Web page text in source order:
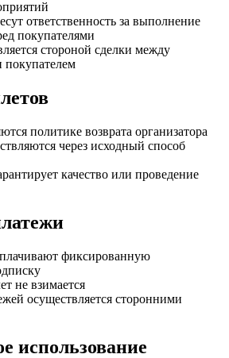
ответственность за выполнение
покупателями
стороной сделки между
покупателем
политике возврата организатора
через исходный способ
качество или проведение
фиксированную
не взимается
осуществляется сторонними
использование